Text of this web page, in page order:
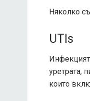
Няколко
UTIs
уретрата,
които